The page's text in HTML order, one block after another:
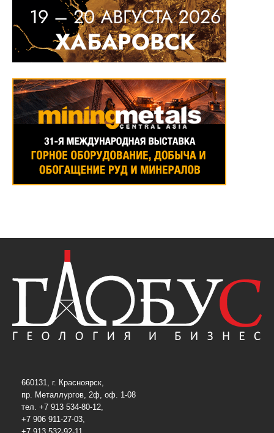
660131, г. Красноярск,
пр. Металлургов, 2ф, оф. 1-08
тел. +7 913 534-80-12,
+7 906 911-27-03,